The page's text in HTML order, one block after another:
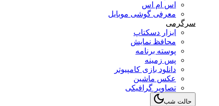
اس ام اس
معرفی گوشی موبایل
سرگرمی
ابزار دسکتاپ
محافظ نمایش
پوسته برنامه
پس زمینه
دانلود بازی کامپیوتر
عکس ماشین
تصاویر گرافیکی
حالت شب